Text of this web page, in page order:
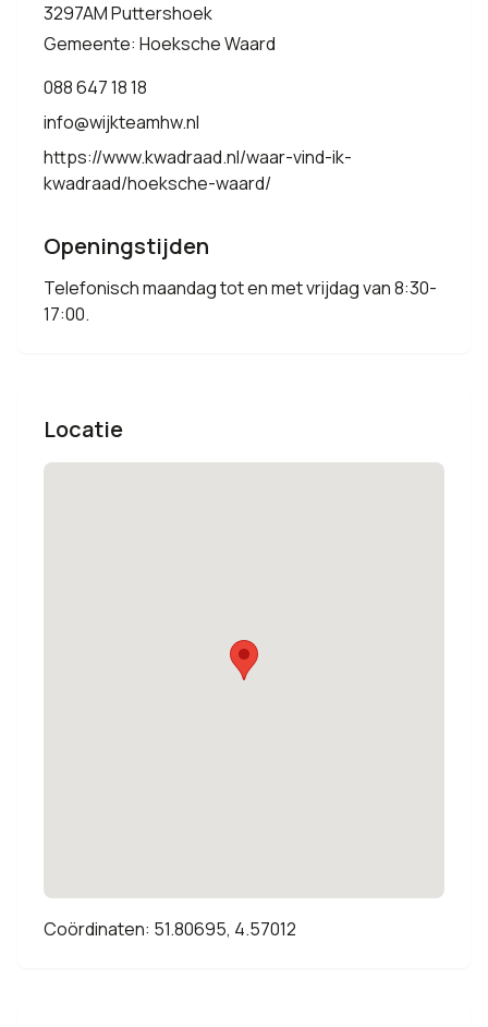
3297AM Puttershoek
Gemeente: Hoeksche Waard
088 647 18 18
info@wijkteamhw.nl
https://www.kwadraad.nl/waar-vind-ik-
kwadraad/hoeksche-waard/
Openingstijden
Telefonisch maandag tot en met vrijdag van 8:30-
17:00.
Locatie
Coördinaten: 51.80695, 4.57012